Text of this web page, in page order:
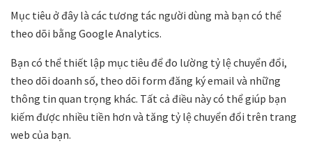
Mục tiêu ở đây là các tương tác người dùng mà bạn có thể
theo dõi bằng Google Analytics.
Bạn có thể thiết lập mục tiêu để đo lường tỷ lệ chuyển đổi,
theo dõi doanh số, theo dõi form đăng ký email và những
thông tin quan trọng khác. Tất cả điều này có thể giúp bạn
kiếm được nhiều tiền hơn và tăng tỷ lệ chuyển đổi trên trang
web của bạn.